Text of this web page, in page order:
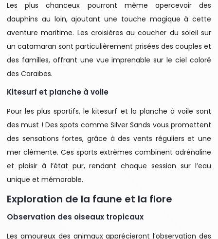
Les plus chanceux pourront même apercevoir des
dauphins au loin, ajoutant une touche magique à cette
aventure maritime. Les croisières au coucher du soleil sur
un catamaran sont particulièrement prisées des couples et
des familles, offrant une vue imprenable sur le ciel coloré
des Caraïbes.
Kitesurf et planche à voile
Pour les plus sportifs, le kitesurf et la planche à voile sont
des must ! Des spots comme Silver Sands vous promettent
des sensations fortes, grâce à des vents réguliers et une
mer clémente. Ces sports extrêmes combinent adrénaline
et plaisir à l’état pur, rendant chaque session sur l’eau
unique et mémorable.
Exploration de la faune et la flore
Observation des oiseaux tropicaux
Les amoureux des animaux apprécieront l’observation des